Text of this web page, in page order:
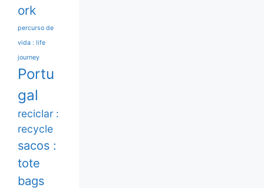
ork
percurso de
vida : life
journey
Portu
gal
reciclar :
recycle
sacos :
tote
bags